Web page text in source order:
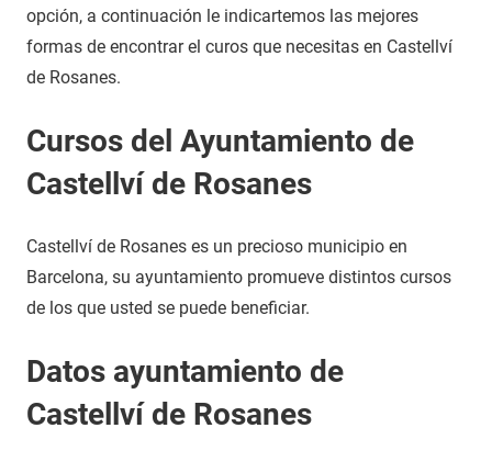
opción, a continuación le indicartemos las mejores
formas de encontrar el curos que necesitas en Castellví
de Rosanes.
Cursos del Ayuntamiento de
Castellví de Rosanes
Castellví de Rosanes es un precioso municipio en
Barcelona, su ayuntamiento promueve distintos cursos
de los que usted se puede beneficiar.
Datos ayuntamiento de
Castellví de Rosanes